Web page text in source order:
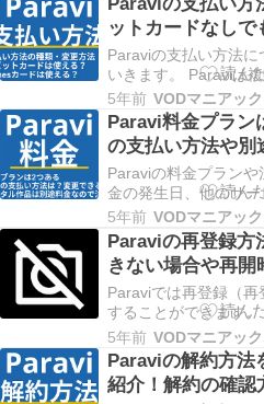
います。 今月どこの
スを利用しようかな
Copyright © 2022
All Righ…
ットカードなしで
も可能
Paraviの支払い方法に
いきます。 Paraviは
法が用意されています
ットカードがない人
とが可能ですよ。
法 ... Copyright © 2022
クス All Rights Re…
5年前 VODマニアッ
Paravi料金プラン
の支払い方法や別
料金について説明
Paraviの料金プランや
金の発生日、他のサ
比較まで説明してい
の料金プランは？
ランが用意されていま
Copyright © 2022
All Rights Re…
5年前 VODマニアッ
Paraviの再登録方
きない場合や再開
を変更する方法
Paraviでは再登録（再
することができます
ない場合の原因は？」
時に支払い方法を変更
きる？」 「アカウン
時や退会後の再登録
5年前 VODマニアック
Paraviの解約方法
紹介！解約の確認